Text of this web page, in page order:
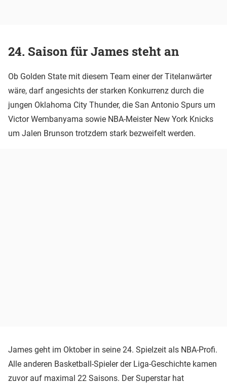
24. Saison für James steht an
Ob Golden State mit diesem Team einer der Titelanwärter
wäre, darf angesichts der starken Konkurrenz durch die
jungen Oklahoma City Thunder, die San Antonio Spurs um
Victor Wembanyama sowie NBA-Meister New York Knicks
um Jalen Brunson trotzdem stark bezweifelt werden.
James geht im Oktober in seine 24. Spielzeit als NBA-Profi.
Alle anderen Basketball-Spieler der Liga-Geschichte kamen
zuvor auf maximal 22 Saisons. Der Superstar hat